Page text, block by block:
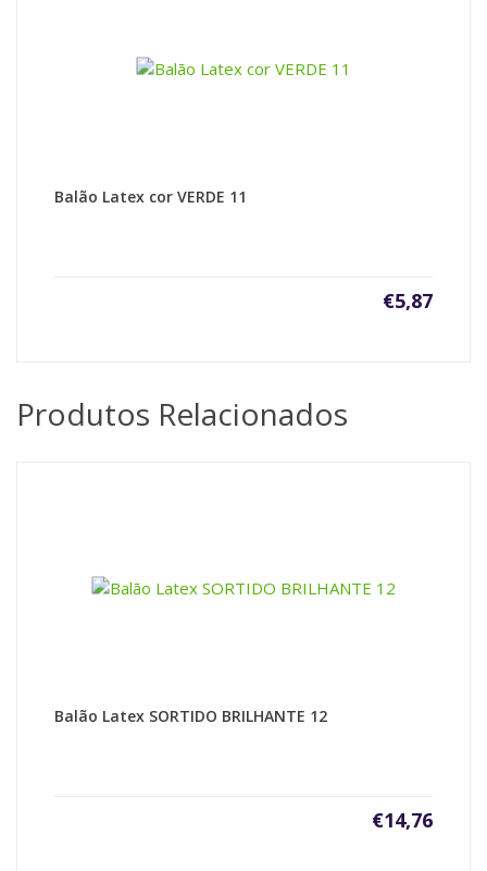
Balão Latex cor VERDE 11
€5,87
Produtos Relacionados
Balão Latex SORTIDO BRILHANTE 12
€14,76